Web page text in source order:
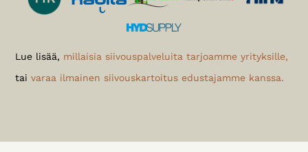
Lue lisää, millaisia siivouspalveluita tarjoamme yrityksille,
taivaraa ilmainen siivouskartoitus edustajamme kanssa.